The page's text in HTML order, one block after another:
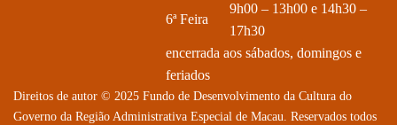
6ª Feira
9h00 – 13h00 e 14h30 –
17h30
encerrada aos sábados, domingos e
feriados
Direitos de autor © 2025 Fundo de Desenvolvimento da Cultura do
Governo da Região Administrativa Especial de Macau. Reservados todos